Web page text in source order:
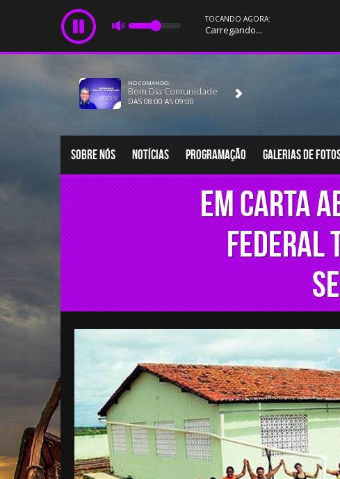
TOCANDO AGORA:
Carregando...
NO COMANDO:
Bom Dia Comunidade
DAS 08:00 AS 09:00
Sobre nós Notícias Programação Galerias de
Em carta
Federal